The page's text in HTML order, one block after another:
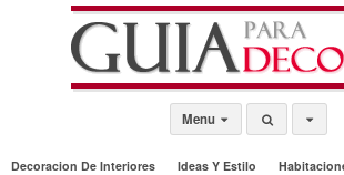
Menu
Decoracion De Interiores Ideas Y Estilo